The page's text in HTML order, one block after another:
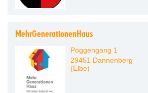
MehrGenerationenHaus
Poggengang 1
29451 Dannenberg
(Elbe)